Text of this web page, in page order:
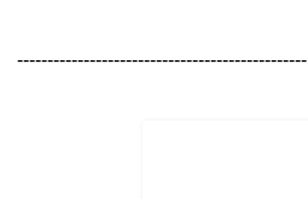
------------------------------------------------